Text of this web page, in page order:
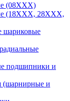
(08XXX)
(18XXX, 28XXХ,
шариковые
подшипники и
(шарнирные и